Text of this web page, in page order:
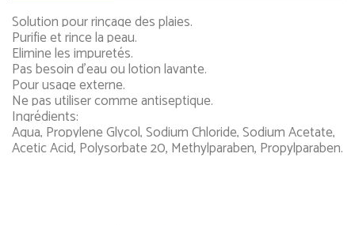
Solution pour rinçage des plaies.
Purifie et rince la peau.
Elimine les impuretés.
Pas besoin d’eau ou lotion lavante.
Pour usage externe.
Ne pas utiliser comme antiseptique.
Ingrédients:
Aqua, Propylene Glycol, Sodium Chloride, Sodium Acetate,
Acetic Acid, Polysorbate 20, Methylparaben, Propylparaben.